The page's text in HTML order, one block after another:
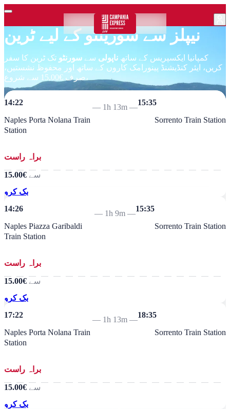
نیپلز سے سورینٹو کے لیے ٹرین
کمپانیا ایکسپریس کے ساتھ ناپولی سے سورنٹو تک ٹرین کا سفر
کریں، ایئر کنڈیشنڈ پینورامک کاروں کے ساتھ اور محفوظ نشستیں،
صرف €15,00 سے شروع،
14:22
Naples Porta Nolana Train
Station
— 1h 13m —
15:35
Sorrento Train Station
براہ راست
سے €15.00
بک کرو
14:26
Naples Piazza Garibaldi
Train Station
— 1h 9m —
15:35
Sorrento Train Station
براہ راست
سے €15.00
بک کرو
17:22
Naples Porta Nolana Train
Station
— 1h 13m —
18:35
Sorrento Train Station
براہ راست
سے €15.00
بک کرو